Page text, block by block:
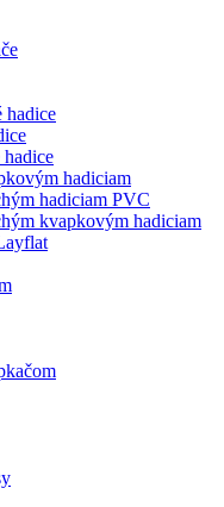
hadice
hadiciam
hadiciam PVC
kvapkovým hadiciam